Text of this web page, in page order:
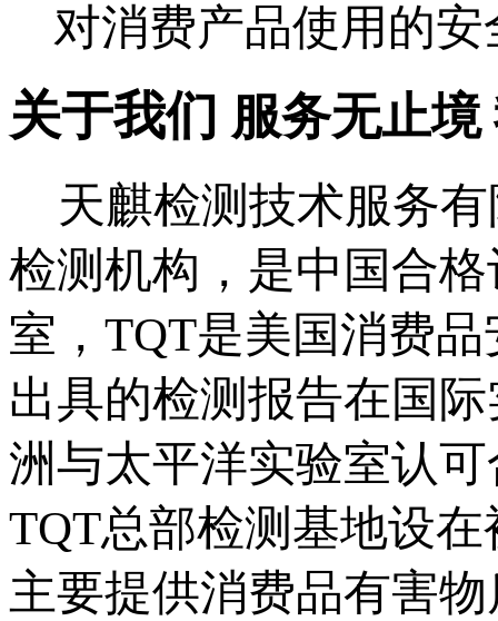
对消费产品使用的
关于我们 服务无止
天麒检测技术服务有
检测机构，是中国合
室，TQT是美国消费
出具的检测报告在国
洲与太平洋实验室认
TQT总部检测基地设
主要提供消费品有害